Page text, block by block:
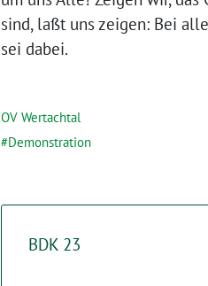
sind, laßt uns zeigen: Bei
sei dabei.
OV Wertachtal
Demonstration
BDK 23